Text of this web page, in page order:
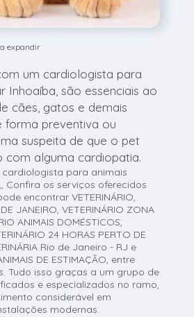
expandir
um cardiologista para
Inhoaíba, são essenciais ao
cães, gatos e demais
forma preventiva ou
suspeita de que o pet
com alguma cardiopatia.
para animais
Confira os serviços oferecidos
encontrar VETERINÁRIO,
JANEIRO, VETERINÁRIO ZONA
ANIMAIS DOMÉSTICOS,
24 HORAS PERTO DE
Rio de Janeiro - RJ e
DE ESTIMAÇÃO, entre
Tudo isso graças a um grupo de
e especializados no ramo,
considerável em
modernas.